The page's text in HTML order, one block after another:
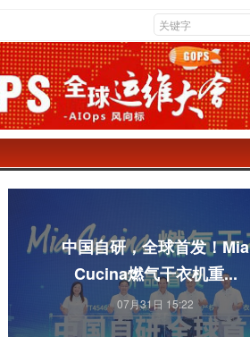
中国自研，全球首发！Mia
Cucina燃气干衣机重...
07月31日 15:22